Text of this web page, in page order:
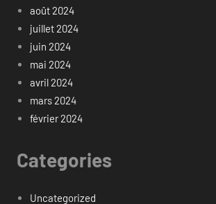
août 2024
juillet 2024
juin 2024
mai 2024
avril 2024
mars 2024
février 2024
Categories
Uncategorized